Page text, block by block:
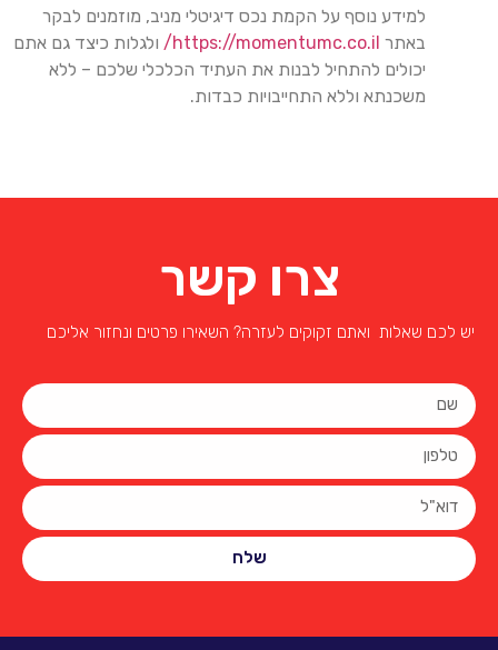
למידע נוסף על הקמת נכס דיגיטלי מניב, מוזמנים לבקר
באתר https://momentumc.co.il/
ולגלות כיצד גם אתם
יכולים להתחיל לבנות את העתיד הכלכלי שלכם – ללא
משכנתא וללא התחייבויות כבדות.
צרו קשר
יש לכם שאלות ואתם זקוקים לעזרה? השאירו פרטים ונחזור אליכם
שלח